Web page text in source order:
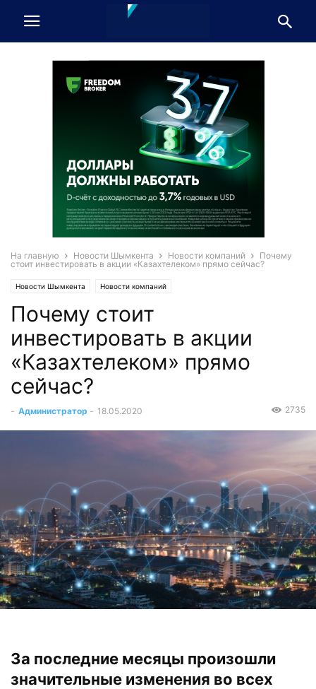
На главную Новости Шымкента Новости компаний
Почему
стоит инвестировать в акции «Казахтелеком» прямо сейчас?
Новости Шымкента Новости компаний
Почему стоит
инвестировать в акции
«Казахтелеком» прямо
сейчас?
- Администратор - 18.05.2020 2735
За последние месяцы произошли
значительные изменения во всех